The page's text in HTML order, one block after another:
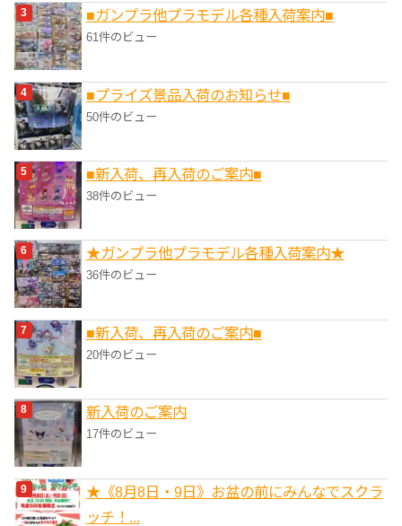
■ガンプラ他プラモデル各種入荷案内■
61件のビュー
■プライズ景品入荷のお知らせ■
50件のビュー
■新入荷、再入荷のご案内■
38件のビュー
★ガンプラ他プラモデル各種入荷案内★
36件のビュー
■新入荷、再入荷のご案内■
20件のビュー
新入荷のご案内
17件のビュー
★《8月8日・9日》お盆の前にみんなでスクラ
ッチ！...